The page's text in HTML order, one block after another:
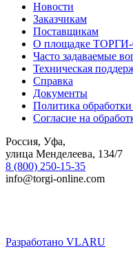
Новости
Заказчикам
Поставщикам
О площадке
Часто задаваемые
Техническая
Справка
Документы
Политика
Согласие на
Россия, Уфа,
улица Менделеева, 134/7
8 (800) 250-15-35
info@torgi-online.com
Разработано VLARU